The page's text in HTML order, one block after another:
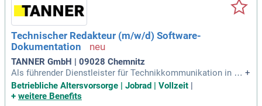
Technischer Redakteur (m/w/d) Software-
Dokumentation
TANNER GmbH | 09028 Chemnitz
Als führender Dienstleister für Technikkommunikation in De
utschland bieten wir maßgeschneiderte Lösungen in Techni
scher Dokumentation und Technischem Marketing. Unser T
+
Betriebliche Altersvorsorge | Jobrad | Vollzeit
+ weitere Benefits